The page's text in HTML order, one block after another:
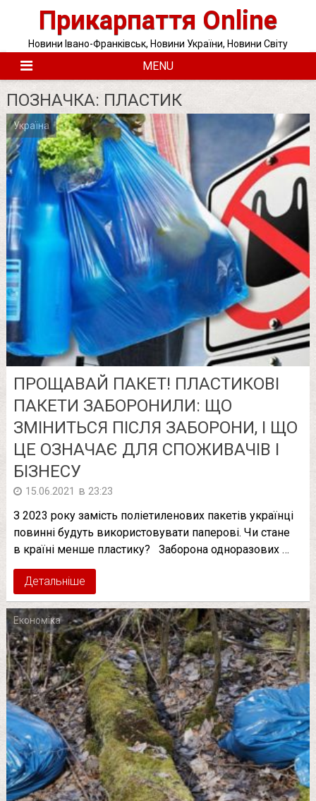
Прикарпаття Online
Новини Івано-Франківськ, Новини України, Новини Світу
MENU
ПОЗНАЧКА: ПЛАСТИК
Україна
ПРОЩАВАЙ ПАКЕТ! ПЛАСТИКОВІ
ПАКЕТИ ЗАБОРОНИЛИ: ЩО
ЗМІНИТЬСЯ ПІСЛЯ ЗАБОРОНИ, І ЩО
ЦЕ ОЗНАЧАЄ ДЛЯ СПОЖИВАЧІВ І
БІЗНЕСУ
15.06.2021 в 23:23
З 2023 року замість поліетиленових пакетів українці
повинні будуть використовувати паперові. Чи стане
в країні менше пластику? Заборона одноразових …
Детальніше
Економіка